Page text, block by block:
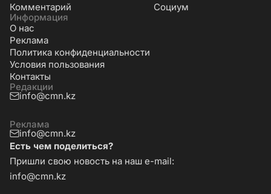
Комментарий
Социум
Информация
О нас
Реклама
Политика конфиденциальности
Условия пользования
Контакты
Редакции
info@cmn.kz
Реклама
info@cmn.kz
Есть чем поделиться?
Пришли свою новость на наш e-mail:
info@cmn.kz